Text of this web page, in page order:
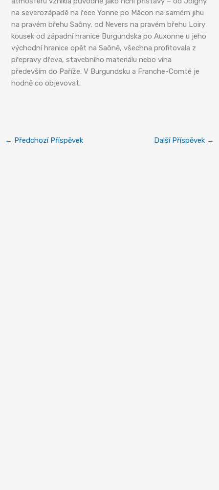
na severozápadě na řece Yonne po Mâcon na samém jihu
na pravém břehu Saôny, od Nevers na pravém břehu Loiry
kousek od západní hranice Burgundska po Auxonne u jeho
východní hranice opět na Saôně, všechna profitovala z
přepravy dřeva, stavebního materiálu nebo vína
především do Paříže. V Burgundsku a Franche-Comté je
hodně co objevovat.
← Předchozí Příspěvek Další Příspěvek →